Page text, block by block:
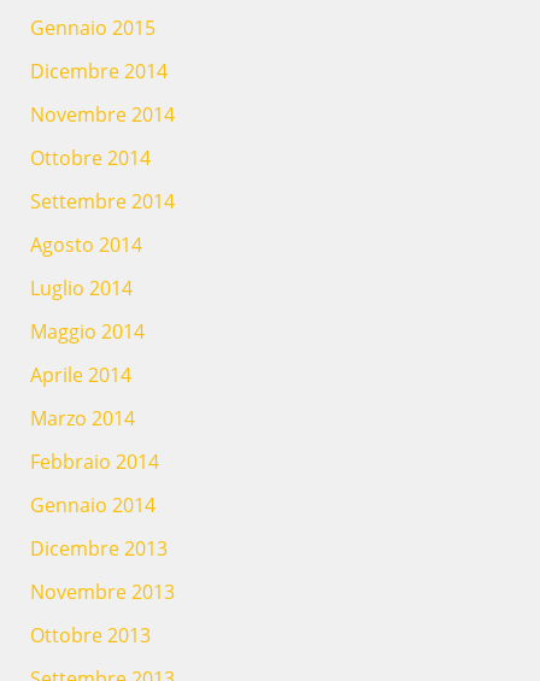
Gennaio 2015
Dicembre 2014
Novembre 2014
Ottobre 2014
Settembre 2014
Agosto 2014
Luglio 2014
Maggio 2014
Aprile 2014
Marzo 2014
Febbraio 2014
Gennaio 2014
Dicembre 2013
Novembre 2013
Ottobre 2013